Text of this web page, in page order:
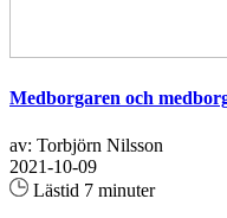
Medborgaren och
av: Torbjörn Nilsson
2021-10-09
Lästid 7 minuter